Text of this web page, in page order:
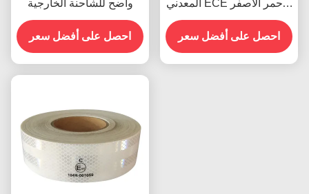
واضح للشاحنة الخارجية
احصل على أفضل سعر
المعدني ECE الأحمر الأصفر
الأبيض للمقطورة
احصل على أفضل سعر